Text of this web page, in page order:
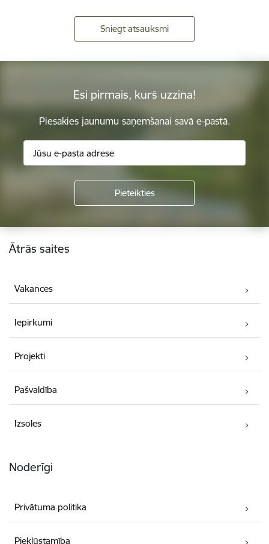
Sniegt atsauksmi
Esi pirmais, kurš uzzina!
Piesakies jaunumu saņemšanai savā e-pastā.
Kājene
Ātrās saites
Vakances
Iepirkumi
Projekti
Pašvaldība
Izsoles
Noderīgi
Privātuma politika
Piekļūstamība